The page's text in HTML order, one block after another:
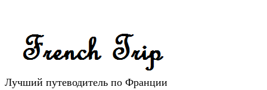
Лучший путеводитель по Франции